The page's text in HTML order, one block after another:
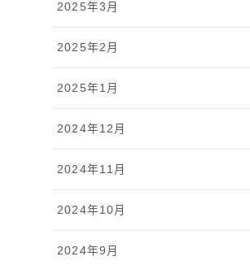
2025年3月
2025年2月
2025年1月
2024年12月
2024年11月
2024年10月
2024年9月